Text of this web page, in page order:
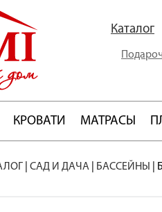
Каталог
КРОВАТИ МАТРАСЫ
САД И ДАЧА БАССЕЙНЫ